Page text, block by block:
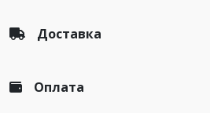
Доставка
Оплата